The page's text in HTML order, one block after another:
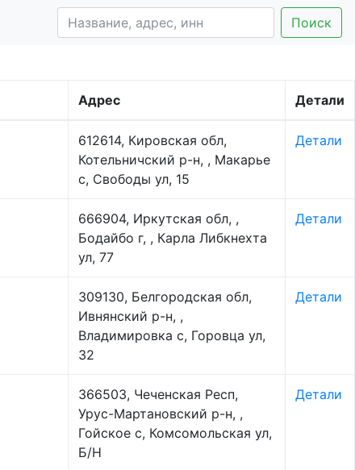
Поиск
Адрес Детали
612614, Кировская обл,
Котельничский р-н, , Макарье
с, Свободы ул, 15
Детали
666904, Иркутская обл, ,
Бодайбо г, , Карла Либкнехта
ул, 77
Детали
309130, Белгородская обл,
Ивнянский р-н, ,
Владимировка с, Горовца ул,
32
Детали
366503, Чеченская Респ,
Урус-Мартановский р-н, ,
Гойское с, Комсомольская ул,
Б/Н
Детали